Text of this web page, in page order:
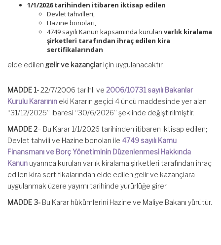
1/1/2026 tarihinden itibaren iktisap edilen
Devlet tahvilleri,
Hazine bonoları,
4749 sayılı Kanun kapsamında kurulan varlık kiralama
şirketleri tarafından ihraç edilen kira
sertifikalarından
elde edilen gelir ve kazançlariçin uygulanacaktır.
MADDE 1-22/7/2006 tarihli ve 2006/10731 sayılı Bakanlar
Kurulu Kararının eki Kararın geçici 4 üncü maddesinde yer alan
“31/12/2025” ibaresi “30/6/2026” şeklinde değiştirilmiştir.
MADDE 2– Bu Karar 1/1/2026 tarihinden itibaren iktisap edilen;
Devlet tahvili ve Hazine bonoları ile 4749 sayılı Kamu
Finansmanı ve Borç Yönetiminin Düzenlenmesi Hakkında
Kanun uyarınca kurulan varlık kiralama şirketleri tarafından ihraç
edilen kira sertifikalarından elde edilen gelir ve kazançlara
uygulanmak üzere yayımı tarihinde yürürlüğe girer.
MADDE 3- Bu Karar hükümlerini Hazine ve Maliye Bakanı yürütür.